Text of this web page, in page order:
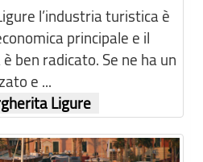
l’industria turistica è
principale e il
ben radicato. Se ne ha un
e ...
Ligure